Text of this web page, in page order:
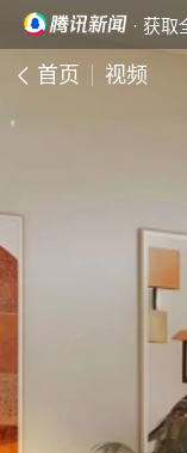
· 获取
首页 视频